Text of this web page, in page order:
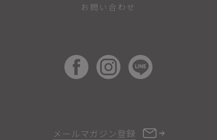
メールマガジン登録
お問い合わせ